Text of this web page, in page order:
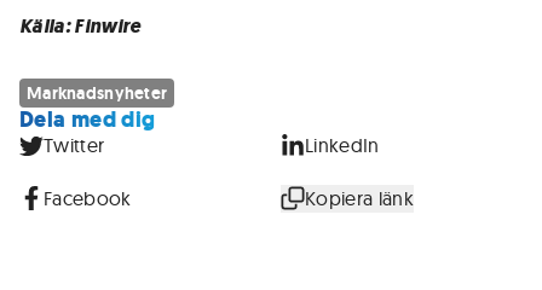
Källa: Finwire
Marknadsnyheter
Dela med dig
Twitter LinkedIn
Facebook Kopiera länk